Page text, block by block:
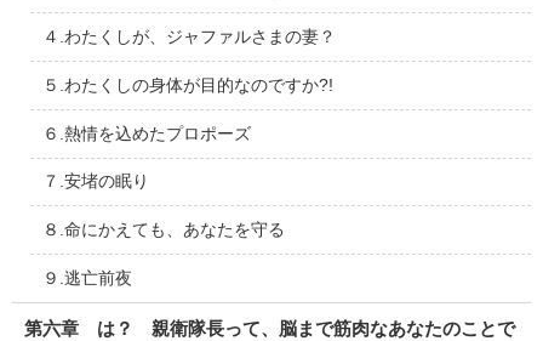
４.わたくしが、ジャファルさまの妻？
５.わたくしの身体が目的なのですか?!
６.熱情を込めたプロポーズ
７.安堵の眠り
８.命にかえても、あなたを守る
９.逃亡前夜
第六章 は？ 親衛隊長って、脳まで筋肉なあなたのことで